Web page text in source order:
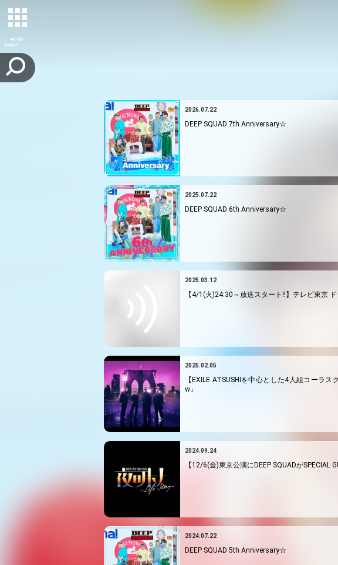
ARTIST/
TALENT
2026.07.22
DEEP SQUAD 7th Anniversary☆
2025.07.22
DEEP SQUAD 6th Anniversary☆
2025.03.12
【4/1(火)24:30～放送スタート!!】テレビ東京
2025.02.05
【EXILE ATSUSHIを中心とした4人組コーラ
w』
2024.09.24
【12/6(金)東京公演にDEEP SQUADがSPECIAL
2024.07.22
DEEP SQUAD 5th Anniversary☆